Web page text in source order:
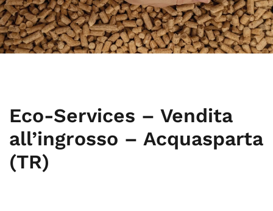
Eco-Services – Vendita
all’ingrosso – Acquasparta
(TR)